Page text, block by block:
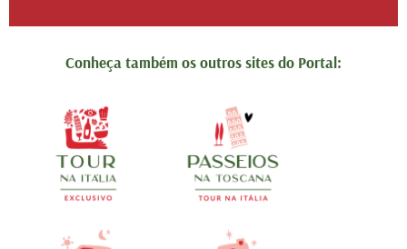
Conheça também os outros sites do Portal: